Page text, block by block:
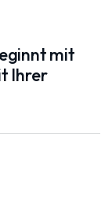
mit
Ihrer